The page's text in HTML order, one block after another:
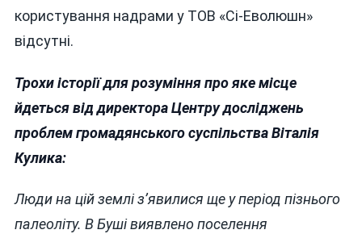
користування надрами у ТОВ «Сі-Еволюшн»
відсутні.
Трохи історії для розуміння про яке місце
йдеться від директора Центру досліджень
проблем громадянського суспільства Віталія
Кулика:
Люди на цій землі з’явилися ще у період пізнього
палеоліту. В Буші виявлено поселення